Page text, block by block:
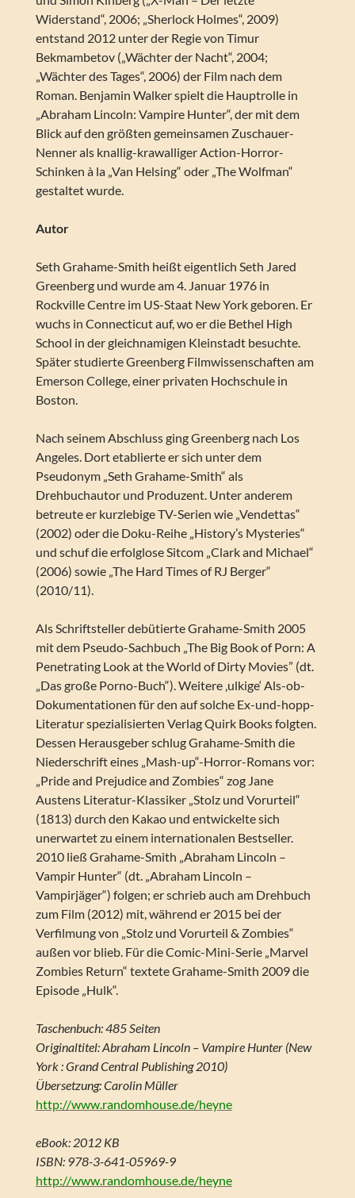
Widerstand“, 2006; „Sherlock Holmes“, 2009)
entstand 2012 unter der Regie von Timur
Bekmambetov („Wächter der Nacht“, 2004;
„Wächter des Tages“, 2006) der Film nach dem
Roman. Benjamin Walker spielt die Hauptrolle in
„Abraham Lincoln: Vampire Hunter“, der mit dem
Blick auf den größten gemeinsamen Zuschauer-
Nenner als knallig-krawalliger Action-Horror-
Schinken à la „Van Helsing“ oder „The Wolfman“
gestaltet wurde.
Autor
Seth Grahame-Smith heißt eigentlich Seth Jared
Greenberg und wurde am 4. Januar 1976 in
Rockville Centre im US-Staat New York geboren. Er
wuchs in Connecticut auf, wo er die Bethel High
School in der gleichnamigen Kleinstadt besuchte.
Später studierte Greenberg Filmwissenschaften am
Emerson College, einer privaten Hochschule in
Boston.
Nach seinem Abschluss ging Greenberg nach Los
Angeles. Dort etablierte er sich unter dem
Pseudonym „Seth Grahame-Smith“ als
Drehbuchautor und Produzent. Unter anderem
betreute er kurzlebige TV-Serien wie „Vendettas“
(2002) oder die Doku-Reihe „History’s Mysteries“
und schuf die erfolglose Sitcom „Clark and Michael“
(2006) sowie „The Hard Times of RJ Berger“
(2010/11).
Als Schriftsteller debütierte Grahame-Smith 2005
mit dem Pseudo-Sachbuch „The Big Book of Porn: A
Penetrating Look at the World of Dirty Movies” (dt.
„Das große Porno-Buch“). Weitere ‚ulkige‘ Als-ob-
Dokumentationen für den auf solche Ex-und-hopp-
Literatur spezialisierten Verlag Quirk Books folgten.
Dessen Herausgeber schlug Grahame-Smith die
Niederschrift eines „Mash-up“-Horror-Romans vor:
„Pride and Prejudice and Zombies“ zog Jane
Austens Literatur-Klassiker „Stolz und Vorurteil“
(1813) durch den Kakao und entwickelte sich
unerwartet zu einem internationalen Bestseller.
2010 ließ Grahame-Smith „Abraham Lincoln –
Vampir Hunter“ (dt. „Abraham Lincoln –
Vampirjäger“) folgen; er schrieb auch am Drehbuch
zum Film (2012) mit, während er 2015 bei der
Verfilmung von „Stolz und Vorurteil & Zombies“
außen vor blieb. Für die Comic-Mini-Serie „Marvel
Zombies Return“ textete Grahame-Smith 2009 die
Episode „Hulk“.
Taschenbuch: 485 Seiten
Originaltitel: Abraham Lincoln – Vampire Hunter (New
York : Grand Central Publishing 2010)
Übersetzung: Carolin Müller
http://www.randomhouse.de/heyne
eBook: 2012 KB
ISBN: 978-3-641-05969-9
http://www.randomhouse.de/heyne